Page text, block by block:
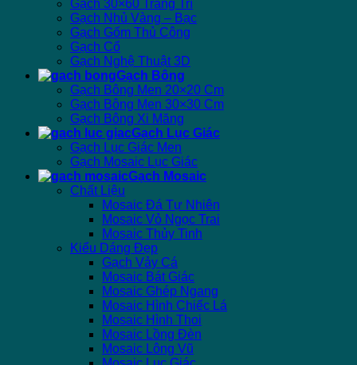
Gạch 30×60 Trang Trí
Gạch Nhủ Vàng – Bạc
Gạch Gốm Thủ Công
Gạch Cổ
Gạch Nghệ Thuật 3D
Gạch Bông
Gạch Bông Men 20×20 Cm
Gạch Bông Men 30×30 Cm
Gạch Bông Xi Măng
Gạch Lục Giác
Gạch Lục Giác Men
Gạch Mosaic Lục Giác
Gạch Mosaic
Chất Liệu
Mosaic Đá Tự Nhiên
Mosaic Vỏ Ngọc Trai
Mosaic Thủy Tinh
Kiểu Dáng Đẹp
Gạch Vảy Cá
Mosaic Bát Giác
Mosaic Ghép Ngang
Mosaic Hình Chiếc Lá
Mosaic Hình Thoi
Mosaic Lồng Đèn
Mosaic Lông Vũ